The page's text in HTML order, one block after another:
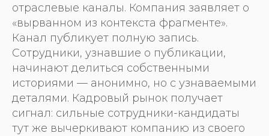
отраслевые каналы. Компания заявляет о
«вырванном из контекста фрагменте».
Канал публикует полную запись.
Сотрудники, узнавшие о публикации,
начинают делиться собственными
историями — анонимно, но с узнаваемыми
деталями. Кадровый рынок получает
сигнал: сильные сотрудники-кандидаты
тут же вычеркивают компанию из своего